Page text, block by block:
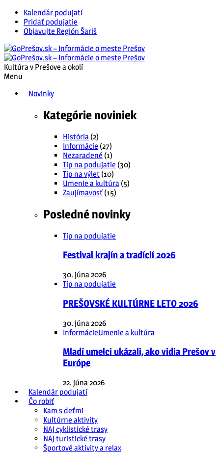
Kalendár podujatí
Pridať podujatie
Objavujte Región Šariš
Kultúra v Prešove a okolí
Menu
Novinky
Kategórie noviniek
História (2)
Informácie (27)
Nezaradené (1)
Tip na podujatie (30)
Tip na výlet (10)
Umenie a kultúra (5)
Zaujímavosť (15)
Posledné novinky
Tip na podujatie
Festival krajín a tradícií 2026
30. júna 2026
Tip na podujatie
PREŠOVSKÉ KULTÚRNE LETO 2026
30. júna 2026
InformácieUmenie a kultúra
Mladí umelci ukázali, ako vidia Prešov v
Európe
22. júna 2026
Kalendár podujatí
Čo robiť
Kam s deťmi
Kultúrne aktivity
NAJ cyklistické trasy
NAJ turistické trasy
Športové aktivity a relax